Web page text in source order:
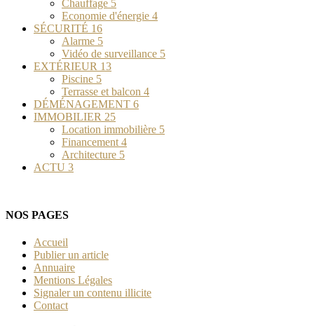
Chauffage 5
Economie d'énergie 4
SÉCURITÉ 16
Alarme 5
Vidéo de surveillance 5
EXTÉRIEUR 13
Piscine 5
Terrasse et balcon 4
DÉMÉNAGEMENT 6
IMMOBILIER 25
Location immobilière 5
Financement 4
Architecture 5
ACTU 3
NOS PAGES
Accueil
Publier un article
Annuaire
Mentions Légales
Signaler un contenu illicite
Contact